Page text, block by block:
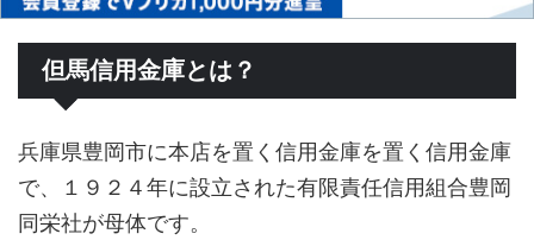
但馬信用金庫とは？
兵庫県豊岡市に本店を置く信用金庫を置く信用金庫
で、１９２４年に設立された有限責任信用組合豊岡
同栄社が母体です。